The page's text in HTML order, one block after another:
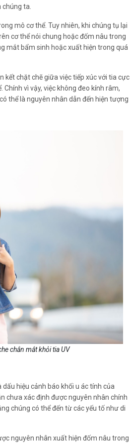
ta.
mô cơ thể. Tuy nhiên, khi chúng tụ lại
cơ thể nói chung hoặc đốm nâu trong
mắt bẩm sinh hoặc xuất hiện trong quá
kết chặt chẽ giữa việc tiếp xúc với tia cực
vì vậy, việc không đeo kính râm,
thể là nguyên nhân dẫn đến hiện tượng
chắn mắt khỏi tia UV
hiệu cảnh báo khối u ác tính của
chưa xác định được nguyên nhân chính
chúng có thể đến từ các yếu tố như di
nguyên nhân xuất hiện đốm nâu trong